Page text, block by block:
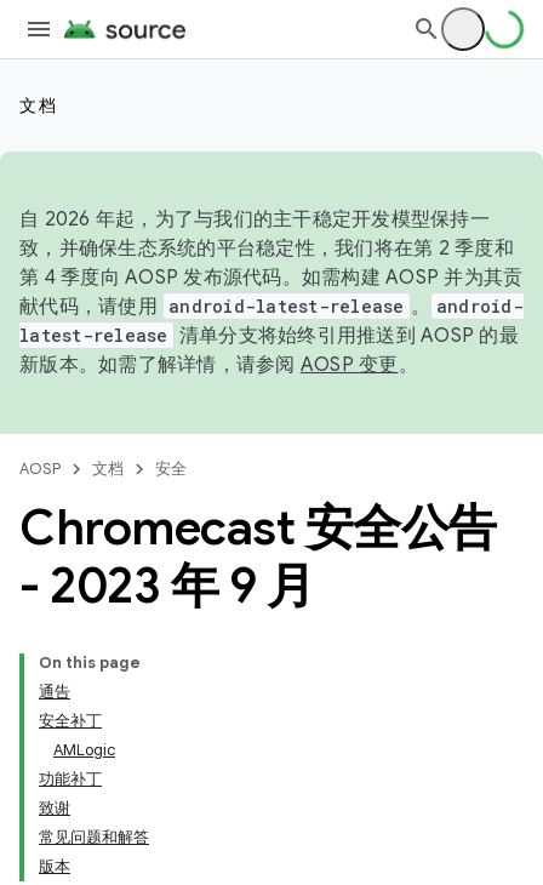
文档
自 2026 年起，为了与我们的主干稳定开发模型保持一
致，并确保生态系统的平台稳定性，我们将在第 2 季度和
第 4 季度向 AOSP 发布源代码。如需构建 AOSP 并为其贡
献代码，请使用 android-latest-release 。
android-
latest-release 清单分支将始终引用推送到 AOSP 的最
新版本。如需了解详情，请参阅 AOSP 变更。
AOSP 文档 安全
Chromecast 安全公告
- 2023 年 9 月
On this page
通告
安全补丁
AMLogic
功能补丁
致谢
常见问题和解答
版本